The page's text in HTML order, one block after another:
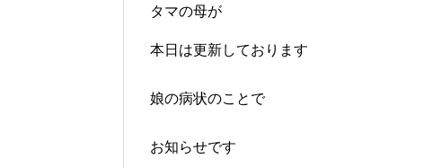
タマの母が
本日は更新しております
娘の病状のことで
お知らせです